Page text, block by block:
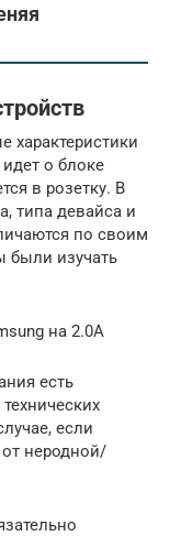
характеристики
о блоке
в розетку. В
типа девайса и
по своим
были изучать
на 2.0A
есть
если
неродной/